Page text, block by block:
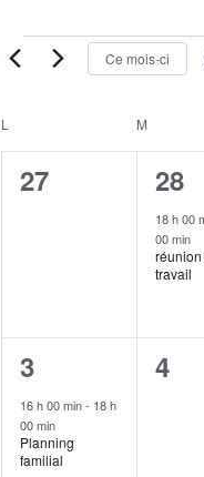
Évènements Ce mois-ci
Calendrier
de
L M
0
évènement,
27
1
28
18 h 00
00 min
réunion
travail
2
évènements,
3
16 h 00 min- 18 h
00 min
Planning
familial
0
4